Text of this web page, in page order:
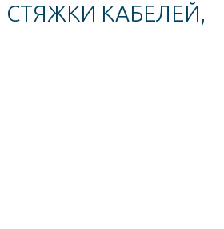
СТЯЖКИ КАБЕЛЕЙ,